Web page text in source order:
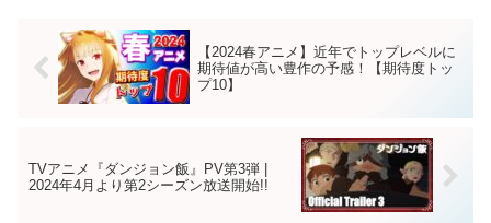
【2024春アニメ】近年でトップレベルに
期待値が高い豊作の予感！【期待度トッ
プ10】
TVアニメ『ダンジョン飯』PV第3弾 |
2024年4月より第2シーズン放送開始!!